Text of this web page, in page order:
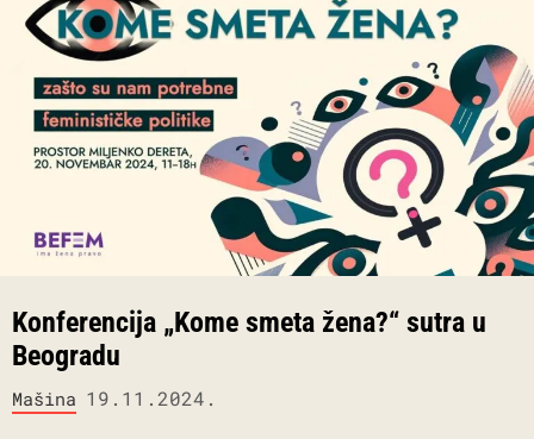
Konferencija „Kome smeta žena?“ sutra u
Beogradu
Mašina 19.11.2024.